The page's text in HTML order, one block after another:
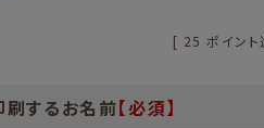
[ 25 ポイン
刷するお名前【必須】